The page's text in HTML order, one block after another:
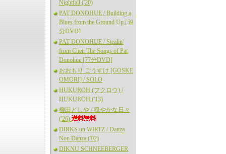
Nightfall ('20)
PAT DONOHUE / Building a
Blues from the Ground Up [59
分DVD]
PAT DONOHUE / Stealin'
from Chet: The Songs of Pat
Donohue [77分DVD]
おおもり ごうすけ [GOSKE
OMORI] / SOLO
HUKUROH (フクロウ) /
HUKUROH ('13)
柳田としや / 穏やかな日々
('26)
DIRKS un WIRTZ / Danza
Non Danza ('02)
DIKNU SCHNEEBERGER